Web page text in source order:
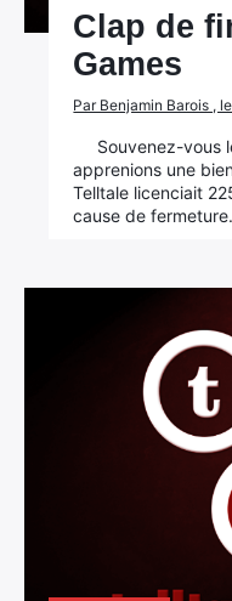
Clap de
Games
Par Benjamin Barois ,
Souvenez-vous
apprenions une
Telltale licenciait
cause de fermeture.